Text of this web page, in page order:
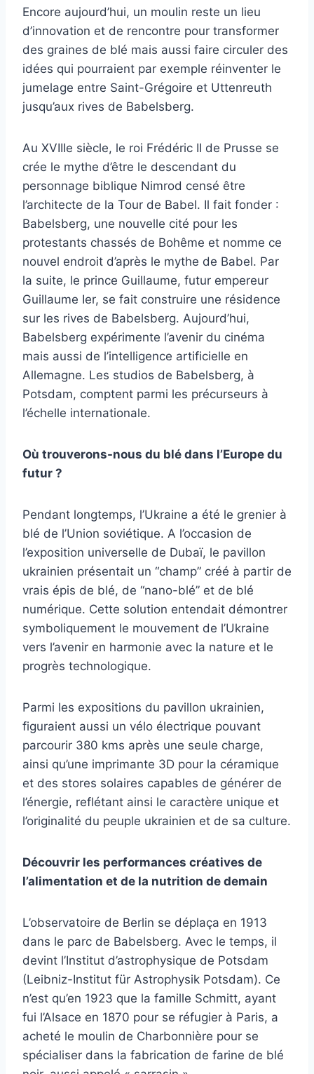
Encore aujourd’hui, un moulin reste un lieu
d’innovation et de rencontre pour transformer
des graines de blé mais aussi faire circuler des
idées qui pourraient par exemple réinventer le
jumelage entre Saint-Grégoire et Uttenreuth
jusqu’aux rives de Babelsberg.
Au XVIIIe siècle, le roi Frédéric II de Prusse se
crée le mythe d’être le descendant du
personnage biblique Nimrod censé être
l’architecte de la Tour de Babel. Il fait fonder :
Babelsberg, une nouvelle cité pour les
protestants chassés de Bohême et nomme ce
nouvel endroit d’après le mythe de Babel. Par
la suite, le prince Guillaume, futur empereur
Guillaume Ier, se fait construire une résidence
sur les rives de Babelsberg. Aujourd’hui,
Babelsberg expérimente l’avenir du cinéma
mais aussi de l’intelligence artificielle en
Allemagne. Les studios de Babelsberg, à
Potsdam, comptent parmi les précurseurs à
l’échelle internationale.
Où trouverons-nous du blé dans l’Europe du
futur ?
Pendant longtemps, l’Ukraine a été le grenier à
blé de l’Union soviétique. A l’occasion de
l’exposition universelle de Dubaï, le pavillon
ukrainien présentait un “champ” créé à partir de
vrais épis de blé, de “nano-blé” et de blé
numérique. Cette solution entendait démontrer
symboliquement le mouvement de l’Ukraine
vers l’avenir en harmonie avec la nature et le
progrès technologique.
Parmi les expositions du pavillon ukrainien,
figuraient aussi un vélo électrique pouvant
parcourir 380 kms après une seule charge,
ainsi qu’une imprimante 3D pour la céramique
et des stores solaires capables de générer de
l’énergie, reflétant ainsi le caractère unique et
l’originalité du peuple ukrainien et de sa culture.
Découvrir les performances créatives de
l’alimentation et de la nutrition de demain
L’observatoire de Berlin se déplaça en 1913
dans le parc de Babelsberg. Avec le temps, il
devint l’Institut d’astrophysique de Potsdam
(Leibniz-Institut für Astrophysik Potsdam). Ce
n’est qu’en 1923 que la famille Schmitt, ayant
fui l’Alsace en 1870 pour se réfugier à Paris, a
acheté le moulin de Charbonnière pour se
spécialiser dans la fabrication de farine de blé